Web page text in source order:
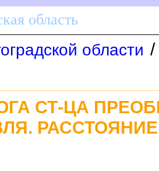
область
области /
СТ-ЦА